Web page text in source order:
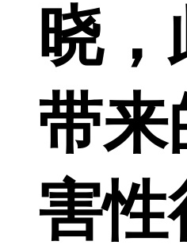
晓，
带来
害性